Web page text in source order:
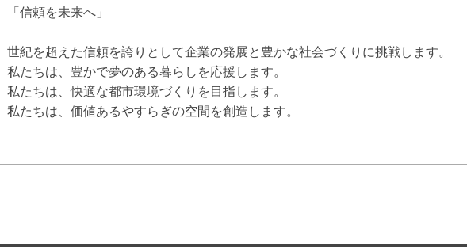
「信頼を未来へ」
世紀を超えた信頼を誇りとして企業の発展と豊かな社会づくりに挑戦します。
私たちは、豊かで夢のある暮らしを応援します。
私たちは、快適な都市環境づくりを目指します。
私たちは、価値あるやすらぎの空間を創造します。